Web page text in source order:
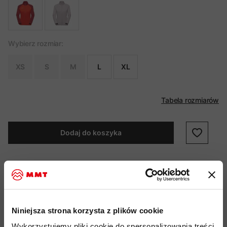
Niniejsza strona korzysta z plików cookie
Wybierz rozmiar:
XS S M L XL
Tabela rozmiarów
Dodaj do koszyka
Aconcagua ML Jacket Women to klasyczny polar do sportowego
elastyczności sprawdza się podczas wypraw, długich i krótkich